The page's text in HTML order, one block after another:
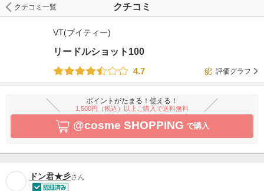
クチコミ
クチコミ一覧
VT(ブイティー)
リードルショット100
4.7
評価グラフ
ポイントがたまる！使える！
1,500円（税込）以上ご購入で送料無料
@cosme SHOPPING で購入
ドン君★彡さん